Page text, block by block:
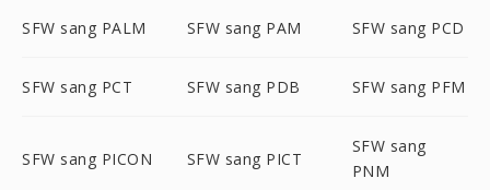
SFW sang PALM SFW sang PAM SFW sang PCD
SFW sang PCT SFW sang PDB SFW sang PFM
SFW sang PICON SFW sang PICT
SFW sang
PNM